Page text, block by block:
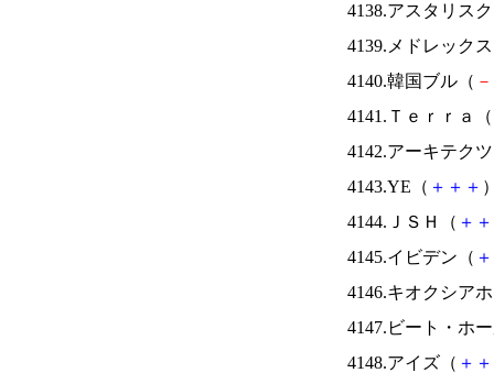
4138.アスタリス
4139.メドレック
4140.韓国ブル（ －
4141.Ｔｅｒｒａ（
4142.アーキテク
4143.YE（ ＋ ＋ ＋
4144.ＪＳＨ（ ＋ ＋
4145.イビデン（ ＋
4146.キオクシア
4147.ビート・ホ
4148.アイズ（ ＋ ＋